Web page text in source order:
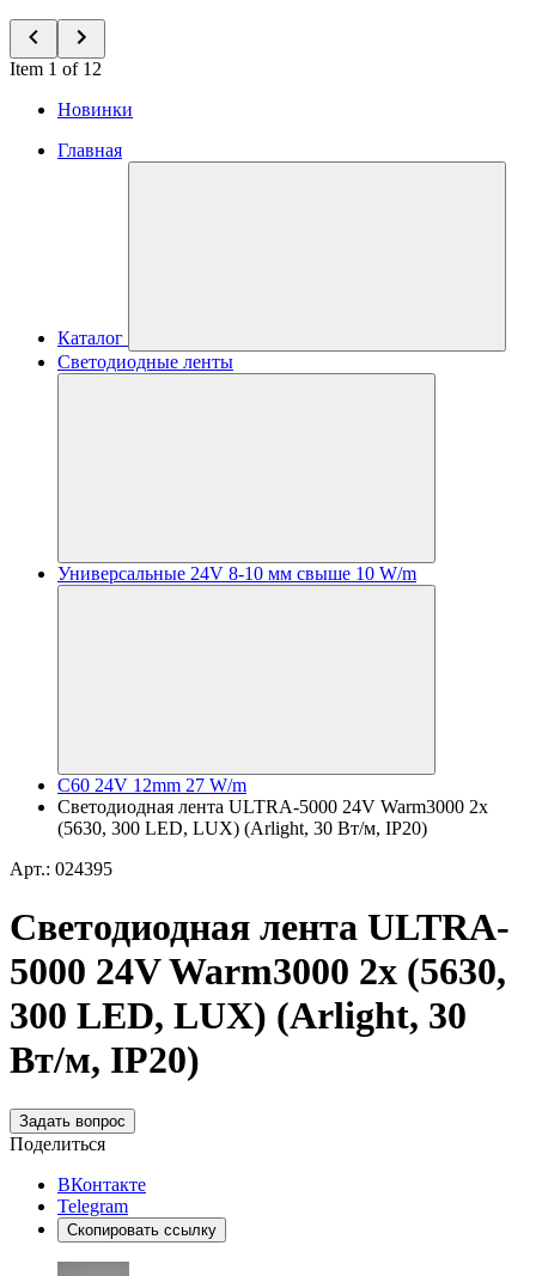
Item 1 of 12
Новинки
Главная
Каталог
Светодиодные ленты
Универсальные 24V 8-10 мм свыше 10 W/m
C60 24V 12mm 27 W/m
Светодиодная лента ULTRA-5000 24V Warm3000 2x
(5630, 300 LED, LUX) (Arlight, 30 Вт/м, IP20)
Арт.: 024395
Светодиодная лента ULTRA-
5000 24V Warm3000 2x (5630,
300 LED, LUX) (Arlight, 30
Вт/м, IP20)
Задать вопрос
Поделиться
ВКонтакте
Telegram
Скопировать ссылку